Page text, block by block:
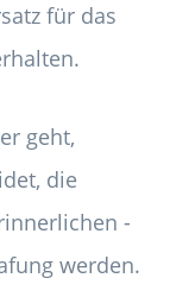
für das
geht,
die
-
werden.